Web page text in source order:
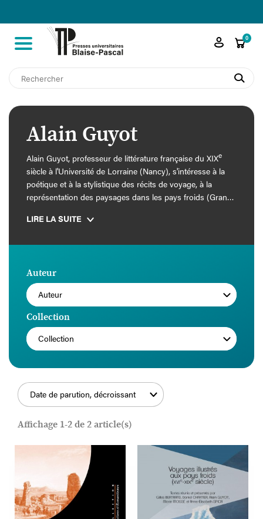
shopping_cart0

search
Alain Guyot
Alain Guyot, professeur de littérature française du XIXe
siècle à l'Université de Lorraine (Nancy), s'intéresse à la
poétique et à la stylistique des récits de voyage, à la
représentation des paysages dans les pays froids (Grand
littérature du tournant des Lumières à la fin du
LIRE LA SUITE
Auteur
Auteur
Collection
Collection
Date de parution, décroissant
Affichage 1-2 de 2 article(s)